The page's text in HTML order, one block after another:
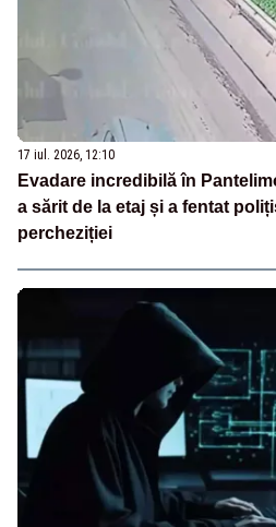
17 iul. 2026, 12:10
Evadare incredibilă în
a sărit de la etaj și a fentat
percheziției